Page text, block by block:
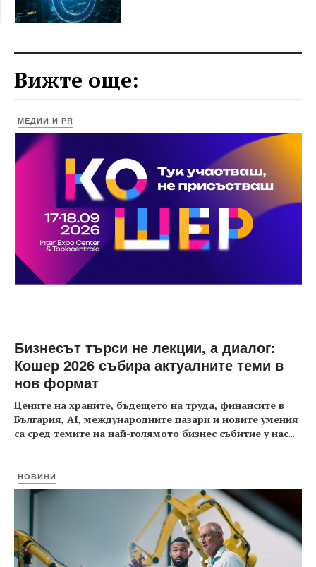
Вижте още:
МЕДИИ И PR
Бизнесът търси не лекции, а диалог:
Кошер 2026 събира актуалните теми в
нов формат
Цените на храните, бъдещето на труда, финансите в
България, AI, международните пазари и новите умения
са сред темите на най-голямото бизнес събитие у нас...
НОВИНИ